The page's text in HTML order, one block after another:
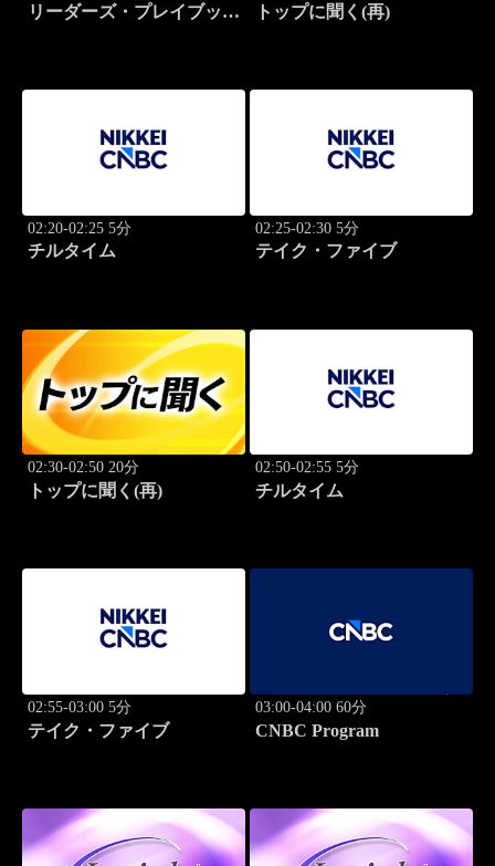
リーダーズ・プレイブック
トップに聞く(再)
02:20-02:25 5分
チルタイム
02:25-02:30 5分
テイク・ファイブ
02:30-02:50 20分
トップに聞く(再)
02:50-02:55 5分
チルタイム
02:55-03:00 5分
テイク・ファイブ
03:00-04:00 60分
CNBC Program